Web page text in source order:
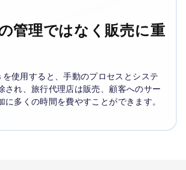
管理ではなく販売に重
使用すると、手動のプロセスとシステ
され、旅行代理店は販売、顧客へのサー
に多くの時間を費やすことができます。